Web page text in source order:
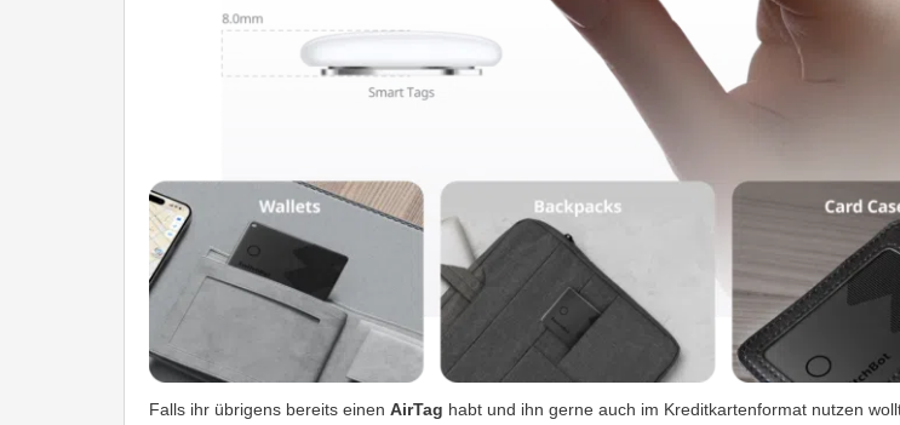
Falls ihr übrigens bereits einen AirTag habt und ihn gerne auch im Kreditkartenformat nutzen